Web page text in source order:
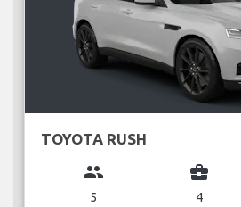
TOYOTA RUSH
group
5
business_center
4